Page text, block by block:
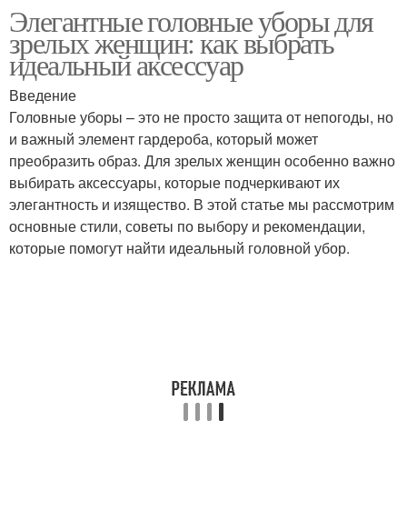
Элегантные головные уборы для
зрелых женщин: как выбрать
идеальный аксессуар
Введение
Головные уборы – это не просто защита от непогоды, но
и важный элемент гардероба, который может
преобразить образ. Для зрелых женщин особенно важно
выбирать аксессуары, которые подчеркивают их
элегантность и изящество. В этой статье мы рассмотрим
основные стили, советы по выбору и рекомендации,
которые помогут найти идеальный головной убор.